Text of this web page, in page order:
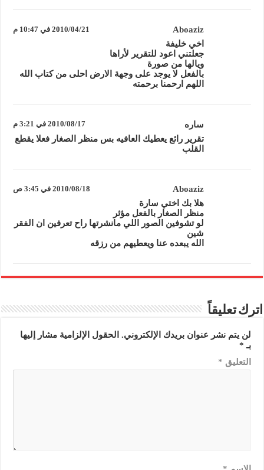
Aboaziz 2010/04/21 في 10:47 م
اخي خليفة
جعلتني اعود للتقرير لأراها
ويالها من صورة
بالفعل لا يوجد على وجهة الارض احلى من كتاب الله
اللهم ارحمنا برحمته
ساره 2010/08/17 في 3:21 م
تقرير رائع يعطيك العافيه بس منظر الصغار فعلا يقطع
القلب
Aboaziz 2010/08/18 في 3:45 ص
هلا بك اختي سارة
منظر الصغار بالفعل مؤثر
لو تشوفين الصور اللي مانشرتها راح تعرفين ان الفقر
شين
الله يبعده عنا ويعطيهم من رزقه
اترك تعليقاً
لن يتم نشر عنوان بريدك الإلكتروني. الحقول الإلزامية مشار إليها
بـ *
التعليق *